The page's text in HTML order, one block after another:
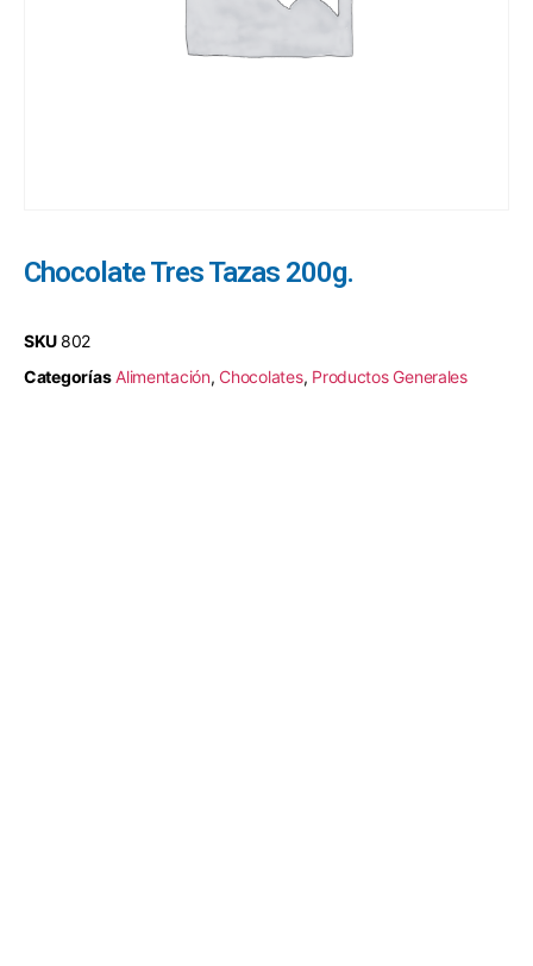
Chocolate Tres Tazas 200g.
SKU802
Categorías Alimentación, Chocolates, Productos Generales